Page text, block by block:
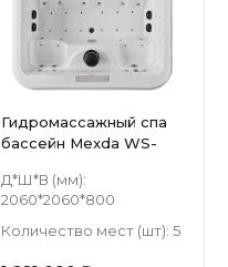
Гидромассажный спа
бассейн Mexda WS-
Д*Ш*В (мм):
2060*2060*800
Количество мест (шт): 5